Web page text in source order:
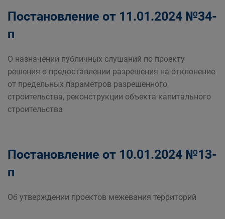
Постановление от 11.01.2024 №34-
п
О назначении публичных слушаний по проекту
решения о предоставлении разрешения на отклонение
от предельных параметров разрешенного
строительства, реконструкции объекта капитального
строительства
Постановление от 10.01.2024 №13-
п
Об утверждении проектов межевания территорий